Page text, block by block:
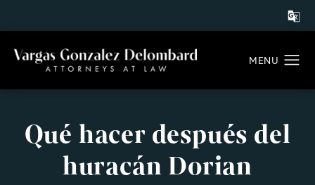
Qué hacer después del
huracán Dorian